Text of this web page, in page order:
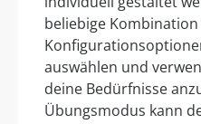
beliebige
auswählen und
deine Bedürfnisse
Übungsmodus kann